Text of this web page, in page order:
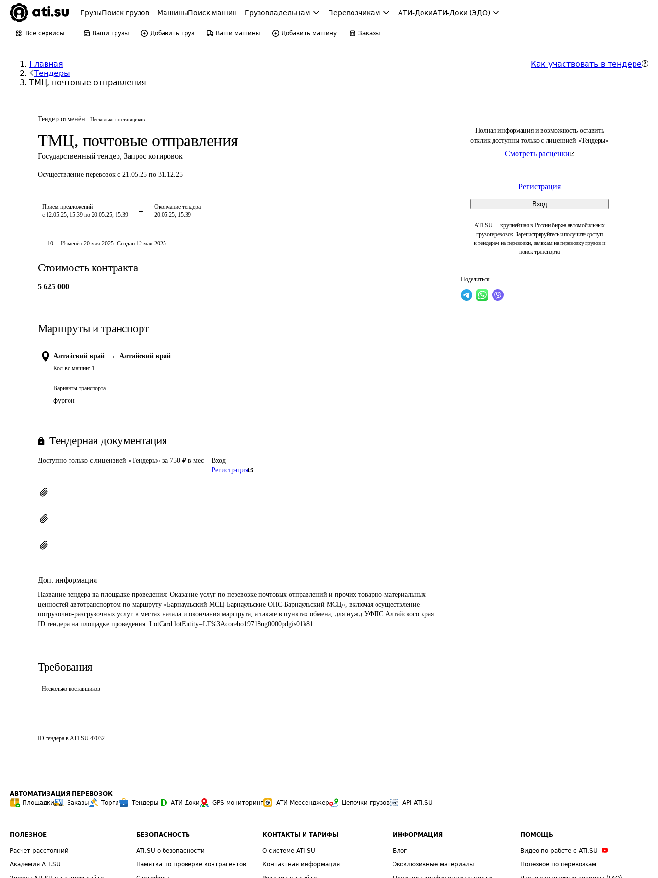
ГрузыПоиск грузов МашиныПоиск машин Грузовладельцам Перевозчикам АТИ-ДокиАТИ-Доки (ЭДО)
Все сервисы Ваши грузы Добавить груз Ваши машины Добавить машину Заказы
Главная
Тендеры
ТМЦ, почтовые отправления
Как участвовать в тендере
Тендер отменён Несколько поставщиков
ТМЦ, почтовые отправления
Государственный тендер, Запрос котировок
Осуществление перевозок с 21.05.25 по 31.12.25
Приём предложений
с 12.05.25, 15:39 по 20.05.25, 15:39
Окончание тендера
20.05.25, 15:39
Полная информация и возможность оставить
отклик доступны только с лицензией «Тендеры»
Смотреть расценки
Регистрация
Вход
ATI.SU — крупнейшая в России биржа автомобильных
грузоперевозок. Зарегистрируйтесь и получите доступ
к тендерам на перевозки, заявкам на перевозку грузов и
поиск транспорта
Поделиться
10 Изменён20 мая 2025. Создан 12 мая 2025
Стоимость контракта
5 625 000
Маршруты и транспорт
Алтайский край → Алтайский край
Кол-во машин: 1
Варианты транспорта
фургон
Тендерная документация
Доступно только с лицензией «Тендеры» за 750 ₽ в мес
Вход
Регистрация
Доп. информация
Название тендера на площадке проведения: Оказание услуг по перевозке почтовых отправлений и прочих товарно-материальных
ценностей автотранспортом по маршруту «Барнаульский МСЦ-Барнаульские ОПС-Барнаульский МСЦ», включая осуществление
погрузочно-разгрузочных услуг в местах начала и окончания маршрута, а также в пунктах обмена, для нужд УФПС Алтайского края
ID тендера на площадке проведения: LotCard.lotEntity=LT%3Acorebo19718ug0000pdgis01k81
Требования
Несколько поставщиков
ID тендера в ATI.SU 47032
АВТОМАТИЗАЦИЯ ПЕРЕВОЗОК
Площадки
Заказы Торги Тендеры АТИ-Доки GPS-мониторинг АТИ Мессенджер Цепочки грузов API ATI.SU
ПОЛЕЗНОЕ
Расчет расстояний
Академия ATI.SU
БЕЗОПАСНОСТЬ
ATI.SU о безопасности
Памятка по проверке контрагентов
КОНТАКТЫ И ТАРИФЫ
О системе ATI.SU
Контактная информация
ИНФОРМАЦИЯ
Блог
Эксклюзивные материалы
ПОМОЩЬ
Видео по работе с ATI.SU
Полезное по перевозкам